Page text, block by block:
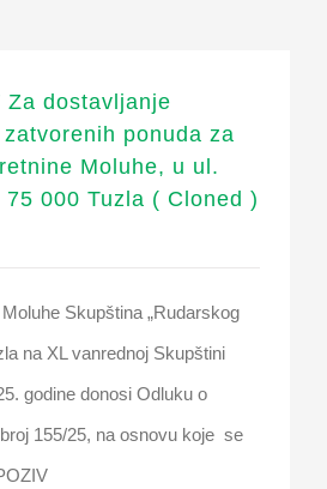
Za dostavljanje
ponuda za
Moluhe, u ul.
000 Tuzla ( Cloned )
Skupština „Rudarskog
na XL vanrednoj Skupštini
godine donosi Odluku o
155/25, na osnovu koje se